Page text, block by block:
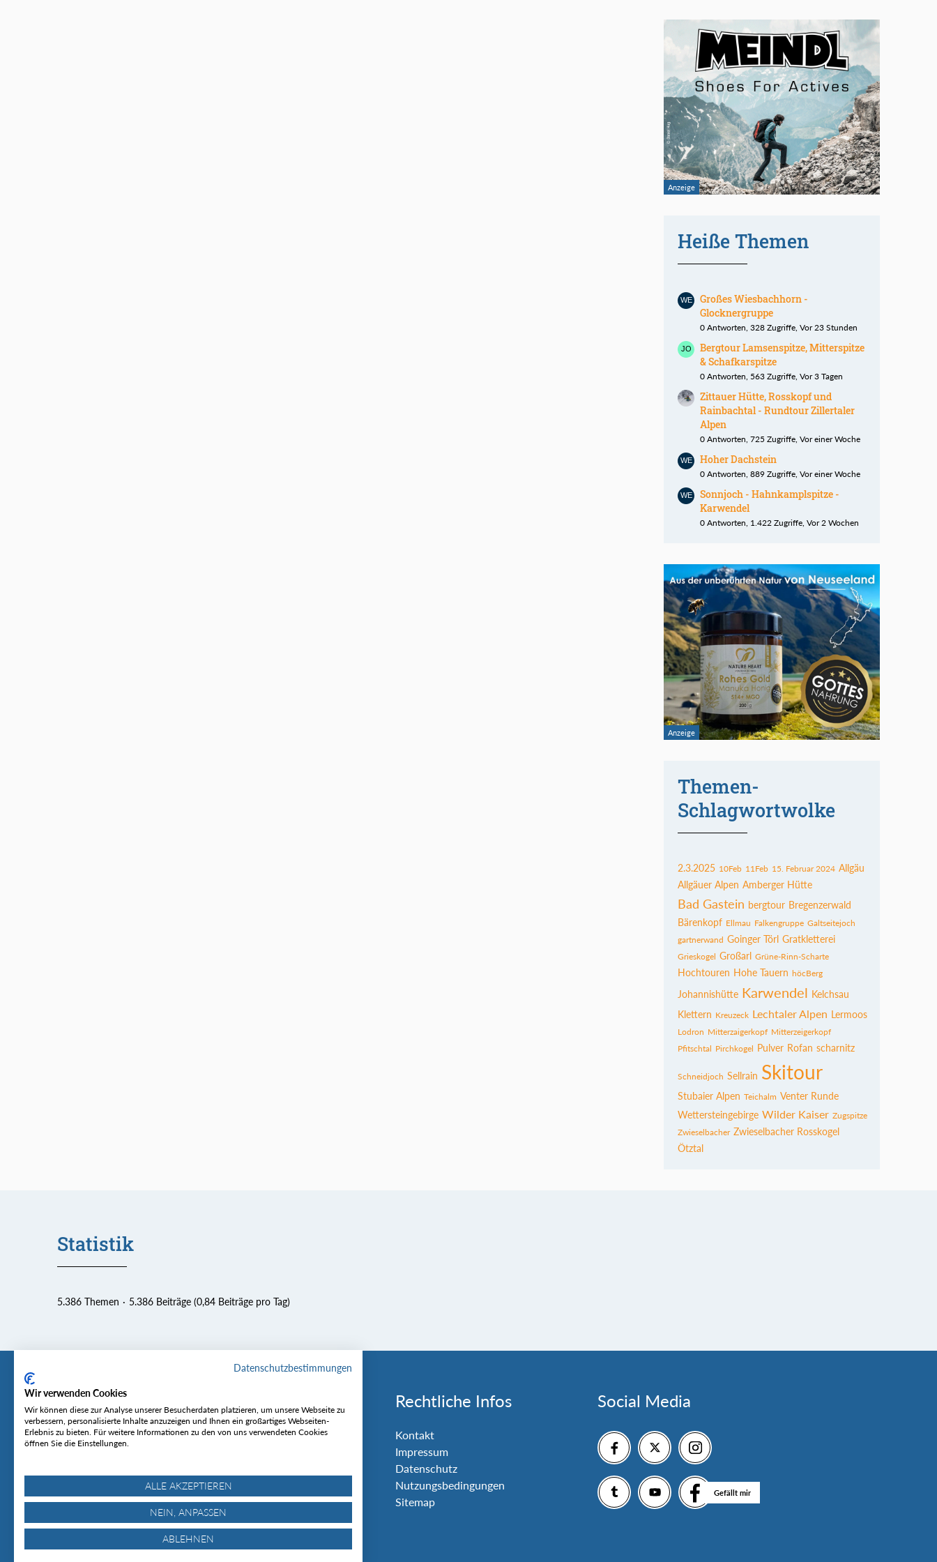
Heiße Themen
Großes Wiesbachhorn -
Glocknergruppe
0 Antworten, 328 Zugriffe, Vor 23 Stunden
Bergtour Lamsenspitze, Mitterspitze
& Schafkarspitze
0 Antworten, 563 Zugriffe, Vor 3 Tagen
Zittauer Hütte, Rosskopf und
Rainbachtal - Rundtour Zillertaler
Alpen
0 Antworten, 725 Zugriffe, Vor einer Woche
Hoher Dachstein
0 Antworten, 889 Zugriffe, Vor einer Woche
Sonnjoch - Hahnkamplspitze -
Karwendel
0 Antworten, 1.422 Zugriffe, Vor 2 Wochen
Themen-
Schlagwortwolke
2.3.2025 10Feb 11Feb 15. Februar 2024 Allgäu
Allgäuer Alpen Amberger Hütte
Bad Gastein bergtour Bregenzerwald
Bärenkopf Ellmau Falkengruppe Galtseitejoch
gartnerwand Goinger Törl Gratkletterei
Grieskogel Großarl Grüne-Rinn-Scharte
Hochtouren Hohe Tauern höcBerg
Johannishütte Karwendel Kelchsau
Klettern Kreuzeck Lechtaler Alpen Lermoos
Lodron Mitterzaigerkopf Mitterzeigerkopf
Pfitschtal Pirchkogel Pulver Rofan scharnitz
Schneidjoch Sellrain Skitour
Stubaier Alpen Teichalm Venter Runde
Wettersteingebirge Wilder Kaiser Zugspitze
Zwieselbacher Zwieselbacher Rosskogel
Ötztal
Statistik
5.386 Themen 5.386 Beiträge (0,84 Beiträge pro Tag)
Tourentipp
Über uns
Wetter & Lawinenlage
Rechtliche Infos
Kontakt
Impressum
Datenschutz
Nutzungsbedingungen
Sitemap
Social Media
Gefällt mir
© Tourentipp.com 2025
Datenschutzbestimmungen
Wir verwenden Cookies
Wir können diese zur Analyse unserer Besucherdaten platzieren, um unsere Webseite zu
verbessern, personalisierte Inhalte anzuzeigen und Ihnen ein großartiges Webseiten-
Erlebnis zu bieten. Für weitere Informationen zu den von uns verwendeten Cookies
öffnen Sie die Einstellungen.
ALLE AKZEPTIEREN
NEIN, ANPASSEN
ABLEHNEN